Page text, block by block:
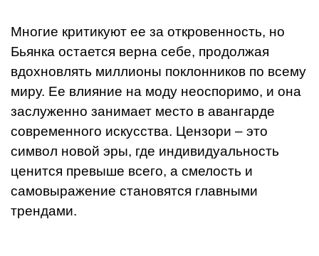
Многие критикуют ее за откровенность, но
Бьянка остается верна себе, продолжая
вдохновлять миллионы поклонников по всему
миру. Ее влияние на моду неоспоримо, и она
заслуженно занимает место в авангарде
современного искусства. Цензори – это
символ новой эры, где индивидуальность
ценится превыше всего, а смелость и
самовыражение становятся главными
трендами.